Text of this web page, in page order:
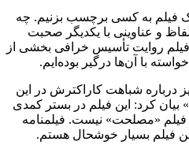
یک فیلم به کسی برچسب بزنیم. چه
و عناوینی با یکدیگر صحبت
فیلم روایت تأسیس خرافی بخشی از
با آن‌ها درگیر بوده‌ایم.
درباره شباهت کاراکترش در این
کرد: این فیلم در بستر کمدی
فیلم «مصلحت» نیست. فیلمنامه
فیلم بسیار خوشحال هستم.